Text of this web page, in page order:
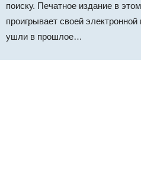
поиску. Печатное издание в
проигрывает своей
ушли в прошлое…